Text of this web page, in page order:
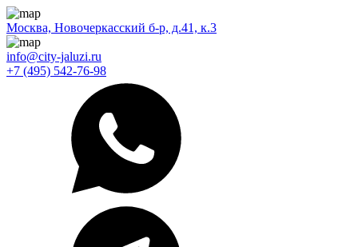
Москва, Новочеркасский б-р, д.41, к.3
info@city-jaluzi.ru
+7 (495) 542-76-98